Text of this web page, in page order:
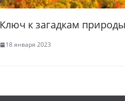
Ключ к загадкам природы
18 января 2023